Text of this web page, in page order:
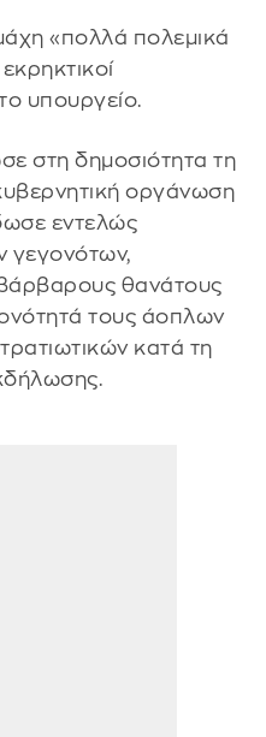
«πολλά πολεμικά
υπουργείο.
στη δημοσιότητα τη
οργάνωση
εντελώς
γεγονότων,
θανάτους
τους άοπλων
κατά τη